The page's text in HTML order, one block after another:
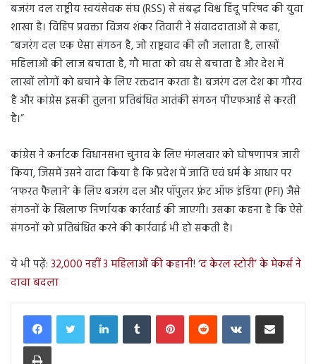
बजरंग दल राष्ट्रीय स्वयंसेवक संघ (RSS) से संबद्ध विश्व हिंदू परिषद की युवा
शाखा है। विहिप प्रवक्ता विजय शंकर तिवारी ने संवाददाताओं से कहा,
“बजरंग दल एक ऐसा संगठन है, जो राष्ट्रवाद की लौ जलाता है, लाखों
महिलाओं की लाज बचाता है, गौ माता को वध से बचाता है और देश में
लाखों लोगों को बचाने के लिए रक्तदान करता है। बजरंग दल देश का गौरव
है और कांग्रेस इसकी तुलना प्रतिबंधित आतंकी संगठन पीएफआई से करती
है।”
कांग्रेस ने कर्नाटक विधानसभा चुनाव के लिए मंगलवार को घोषणापत्र जारी
किया, जिसमें उसने वादा किया है कि प्रदेश में जाति एवं धर्म के आधार पर
‘नफरत फैलाने’ के लिए बजरंग दल और पॉपुलर फ्रंट ऑफ इंडिया (PFI) जैसे
संगठनों के खिलाफ निर्णायक कार्रवाई की जाएगी। उसका कहना है कि ऐसे
संगठनों को प्रतिबंधित करने की कार्रवाई भी हो सकती है।
ये भी पढ़ें: 32,000 नहीं 3 महिलाओं की कहानी! ‘द केरल स्टोरी’ के मेकर्स ने
दावा बदला
LinkedInTumblr PinterestReddit VKontakteShare via Email
Print